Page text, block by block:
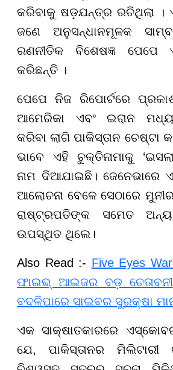
କରିବାକୁ ଷଡ଼ଯନ୍ତ୍ର ରଚିଥିଲା ।
ଜଣେ ଅନୁସନ୍ଧାନମୂଳକ
ରଣନୀତିକ ବିଶେଷଜ୍ଞ ପେପେ
କରିଛନ୍ତି ।
ପେପେ ନିଜ ରିପୋର୍ଟରେ
ଆମେରିକା ଏବଂ ଇରାନ
କରିବା ଲାଗି ପାକିସ୍ତାନ ଚେଷ୍ଟା
ଭାବେ ଏହି ଚୁକ୍ତିନାମାକୁ
ନାମ ଦିଆଯାଇଛି। ଜେନେଭାରେ
ଆଲୋଚନା ବେଳେ ସେଠାରେ
ରାଷ୍ଟ୍ରପତିଙ୍କ ସମେତ ଅନ୍ୟ
ଉପସ୍ଥିତ ଥିଲେ।
Also Read :- Five Eyes
ଫାଇଭ୍ ଆଇଜର ବଡ଼
ବଦଳିପାରେ ସାଇବର ସୁରକ୍ଷା
ଏକ ସାକ୍ଷାତକାରରେ
ଯେ, ପାକିସ୍ତାନର ମିଲିଟାରୀ